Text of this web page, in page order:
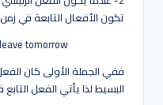
تكون الأفعال التابعة في
tomorrow.
البسيط لذا يأتي الفعل